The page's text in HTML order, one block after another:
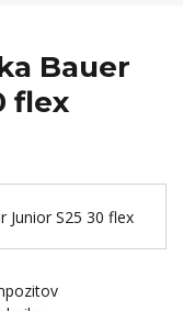
Bauer
flex